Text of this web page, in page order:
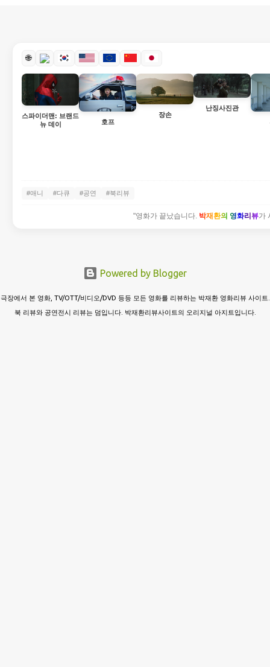
🌐
스파이더맨: 브랜드
뉴 데이
호프
장손
난징사진관
#애니 #다큐 #공연 #북리뷰
"영화가 끝났습니다. 박재환의 영화리뷰가
Powered by Blogger
극장에서 본 영화, TV/OTT/비디오/DVD 등등 모든 영화를 리뷰하는 박재환 영화리뷰 사이트.
북 리뷰와 공연전시 리뷰는 덤입니다. 박재환리뷰사이트의 오리지널 아지트입니다.